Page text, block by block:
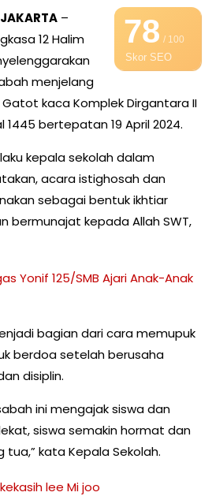
78/ 100
Skor SEO
–
12 Halim
menjelang
kaca Komplek Dirgantara II
1445 bertepatan 19 April 2024.
kepala sekolah dalam
acara istighosah dan
sebagai bentuk ikhtiar
bermunajat kepada Allah SWT,
Yonif 125/SMB Ajari Anak-Anak
bagian dari cara memupuk
berdoa setelah berusaha
disiplin.
ini mengajak siswa dan
siswa semakin hormat dan
kata Kepala Sekolah.
lee Mi joo